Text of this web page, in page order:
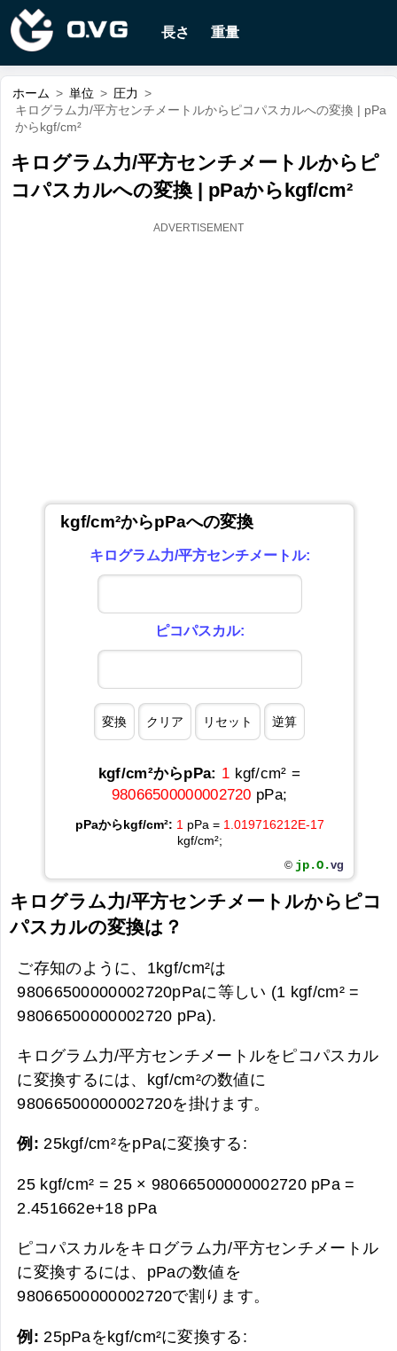
長さ 重量
ホーム > 単位 > 圧力 >
キログラム力/平方センチメートルからピコパスカルへの変換 | pPa
からkgf/cm²
キログラム力/平方センチメートルからピ
コパスカルへの変換 | pPaからkgf/cm²
kgf/cm²からpPaへの変換
キログラム力/平方センチメートル:
ピコパスカル:
kgf/cm²からpPa: 1 kgf/cm² =
98066500000002720 pPa;
pPaからkgf/cm²: 1pPa = 1.019716212E-17
kgf/cm²;
© jp.O.vg
キログラム力/平方センチメートルからピコ
パスカルの変換は？
ご存知のように、1kgf/cm²は
98066500000002720pPaに等しい (1 kgf/cm² =
98066500000002720 pPa).
キログラム力/平方センチメートルをピコパスカル
に変換するには、kgf/cm²の数値に
98066500000002720を掛けます。
例:25kgf/cm²をpPaに変換する:
25 kgf/cm² = 25 × 98066500000002720 pPa =
2.451662e+18 pPa
ピコパスカルをキログラム力/平方センチメートル
に変換するには、pPaの数値を
98066500000002720で割ります。
例: 25pPaをkgf/cm²に変換する: